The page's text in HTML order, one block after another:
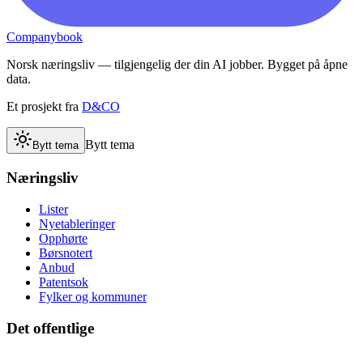
Companybook
Norsk næringsliv — tilgjengelig der din AI jobber. Bygget på åpne
data.
Et prosjekt fra D&CO
Bytt tema Bytt tema
Næringsliv
Lister
Nyetableringer
Opphørte
Børsnotert
Anbud
Patentsok
Fylker og kommuner
Det offentlige